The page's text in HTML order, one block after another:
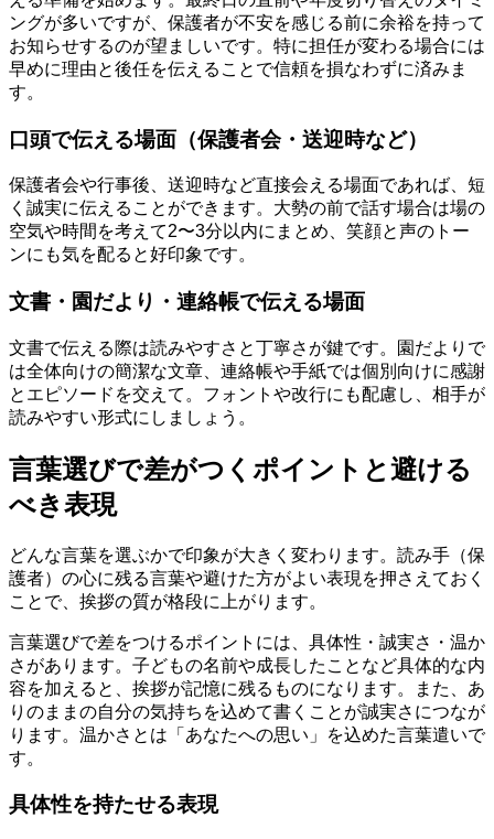
ングが多いですが、保護者が不安を感じる前に余裕を持って
お知らせするのが望ましいです。特に担任が変わる場合には
早めに理由と後任を伝えることで信頼を損なわずに済みま
す。
口頭で伝える場面（保護者会・送迎時など）
保護者会や行事後、送迎時など直接会える場面であれば、短
く誠実に伝えることができます。大勢の前で話す場合は場の
空気や時間を考えて2〜3分以内にまとめ、笑顔と声のトー
ンにも気を配ると好印象です。
文書・園だより・連絡帳で伝える場面
文書で伝える際は読みやすさと丁寧さが鍵です。園だよりで
は全体向けの簡潔な文章、連絡帳や手紙では個別向けに感謝
とエピソードを交えて。フォントや改行にも配慮し、相手が
読みやすい形式にしましょう。
言葉選びで差がつくポイントと避ける
べき表現
どんな言葉を選ぶかで印象が大きく変わります。読み手（保
護者）の心に残る言葉や避けた方がよい表現を押さえておく
ことで、挨拶の質が格段に上がります。
言葉選びで差をつけるポイントには、具体性・誠実さ・温か
さがあります。子どもの名前や成長したことなど具体的な内
容を加えると、挨拶が記憶に残るものになります。また、あ
りのままの自分の気持ちを込めて書くことが誠実さにつなが
ります。温かさとは「あなたへの思い」を込めた言葉遣いで
す。
具体性を持たせる表現